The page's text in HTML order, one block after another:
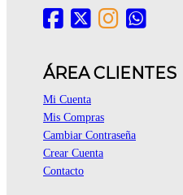
ÁREA CLIENTES
Mi Cuenta
Mis Compras
Cambiar Contraseña
Crear Cuenta
Contacto